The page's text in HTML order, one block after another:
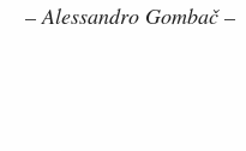
– Alessandro Gombač –